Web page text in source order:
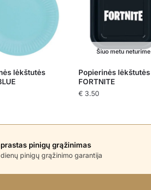
lėkštutės
Šiuo metu neturime
Popierinės lėkštutės
FORTNITE
€ 3.50
pinigų grąžinimas
pinigų grąžinimo garantija